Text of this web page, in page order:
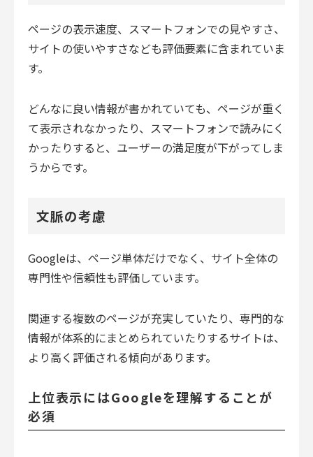
ページの表示速度、スマートフォンでの見やすさ、
サイトの使いやすさなども評価要素に含まれていま
す。
どんなに良い情報が書かれていても、ページが重く
て表示されなかったり、スマートフォンで読みにく
かったりすると、ユーザーの満足度が下がってしま
うからです。
文脈の考慮
Googleは、ページ単体だけでなく、サイト全体の
専門性や信頼性も評価しています。
関連する複数のページが充実していたり、専門的な
情報が体系的にまとめられていたりするサイトは、
より高く評価される傾向があります。
上位表示にはGoogleを理解することが
必須